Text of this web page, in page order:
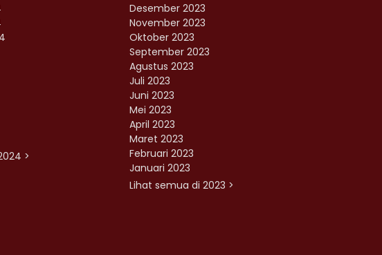
>
Desember 2023
November 2023
Oktober 2023
September 2023
Agustus 2023
Juli 2023
Juni 2023
Mei 2023
April 2023
Maret 2023
Februari 2023
Januari 2023
Lihat semua di 2023 >